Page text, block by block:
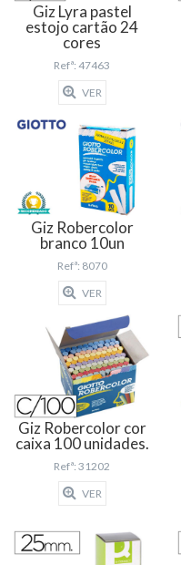
Giz Lyra pastel
estojo cartão 24
cores
Refª: 47463
VER
Giz Robercolor
branco 10un
Refª: 8070
VER
Giz Robercolor cor
caixa 100 unidades.
Refª: 31202
VER